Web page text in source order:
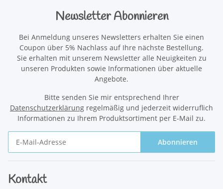
Newsletter Abonnieren
Bei Anmeldung unseres Newsletters erhalten Sie einen
Coupon über 5% Nachlass auf Ihre nächste Bestellung.
Sie erhalten mit unserem Newsletter alle Neuigkeiten zu
unseren Produkten sowie Informationen über aktuelle
Angebote.
Bitte senden Sie mir entsprechend Ihrer
Datenschutzerklärung regelmäßig und jederzeit widerruflich
Informationen zu Ihrem Produktsortiment per E-Mail zu.
Abonnieren
Kontakt